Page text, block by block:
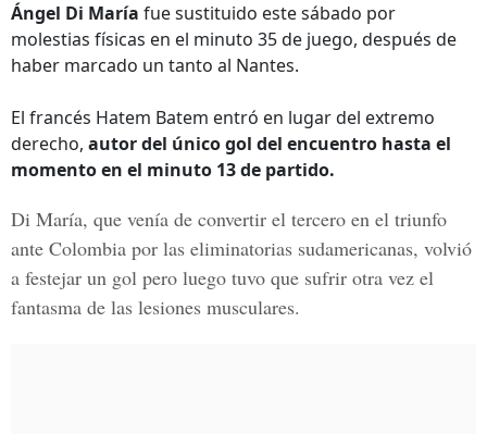
Ángel Di María fue sustituido este sábado por
molestias físicas en el minuto 35 de juego, después de
haber marcado un tanto al Nantes.
El francés Hatem Batem entró en lugar del extremo
derecho, autor del único gol del encuentro hasta el
momento en el minuto 13 de partido.
Di María, que venía de convertir el tercero en el triunfo
ante Colombia por las eliminatorias sudamericanas, volvió
a festejar un gol pero luego tuvo que sufrir otra vez el
fantasma de las lesiones musculares.